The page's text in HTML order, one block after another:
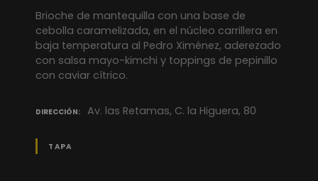
Brioche de mantequilla con una base de
cebolla caramelizada, en el núcleo carrillera en
baja temperatura al Pedro Ximénez, aderezado
con salsa mayo-kimchi y toppings de pepinillo
con caviar cítrico.
DIRECCIÓN Av. las Retamas, C. la Higuera, 80
TAPA